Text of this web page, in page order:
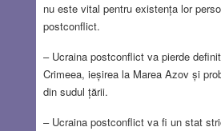
nu este vital pentru existența lor
postconflict.
– Ucraina postconflict va pierde
Crimeea, ieșirea la Marea Azov și
din sudul țării.
– Ucraina postconflict va fi un stat